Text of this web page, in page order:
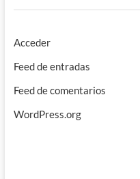
Acceder
Feed de entradas
Feed de comentarios
WordPress.org